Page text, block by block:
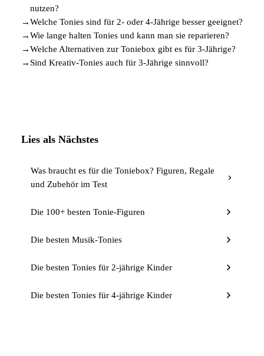
nutzen?
→Welche Tonies sind für 2- oder 4-Jährige besser geeignet?
→Wie lange halten Tonies und kann man sie reparieren?
→Welche Alternativen zur Toniebox gibt es für 3-Jährige?
→ Sind Kreativ-Tonies auch für 3-Jährige sinnvoll?
Lies als Nächstes
Was braucht es für die Toniebox? Figuren, Regale
und Zubehör im Test
Die 100+ besten Tonie-Figuren
Die besten Musik-Tonies
Die besten Tonies für 2-jährige Kinder
Die besten Tonies für 4-jährige Kinder